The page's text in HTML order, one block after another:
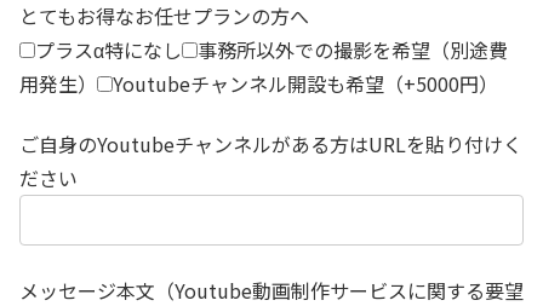
とてもお得なお任せプランの方へ
プラスα特になし
事務所以外での撮影を希望（別途費
用発生）
Youtubeチャンネル開設も希望（+5000円）
ご自身のYoutubeチャンネルがある方はURLを貼り付けく
ださい
メッセージ本文（Youtube動画制作サービスに関する要望